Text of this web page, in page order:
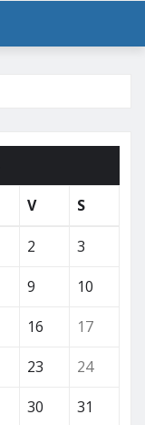
V S
2
3
9
10
16
17
23
24
30 31